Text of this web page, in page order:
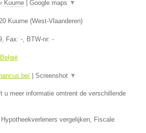
Kuurne Google maps ▼
Kuurne (West-Vlaanderen)
, Fax: -, BTW-nr: -
Screenshot ▼
u meer informatie omtrent de verschillende
vergelijken, Fiscale